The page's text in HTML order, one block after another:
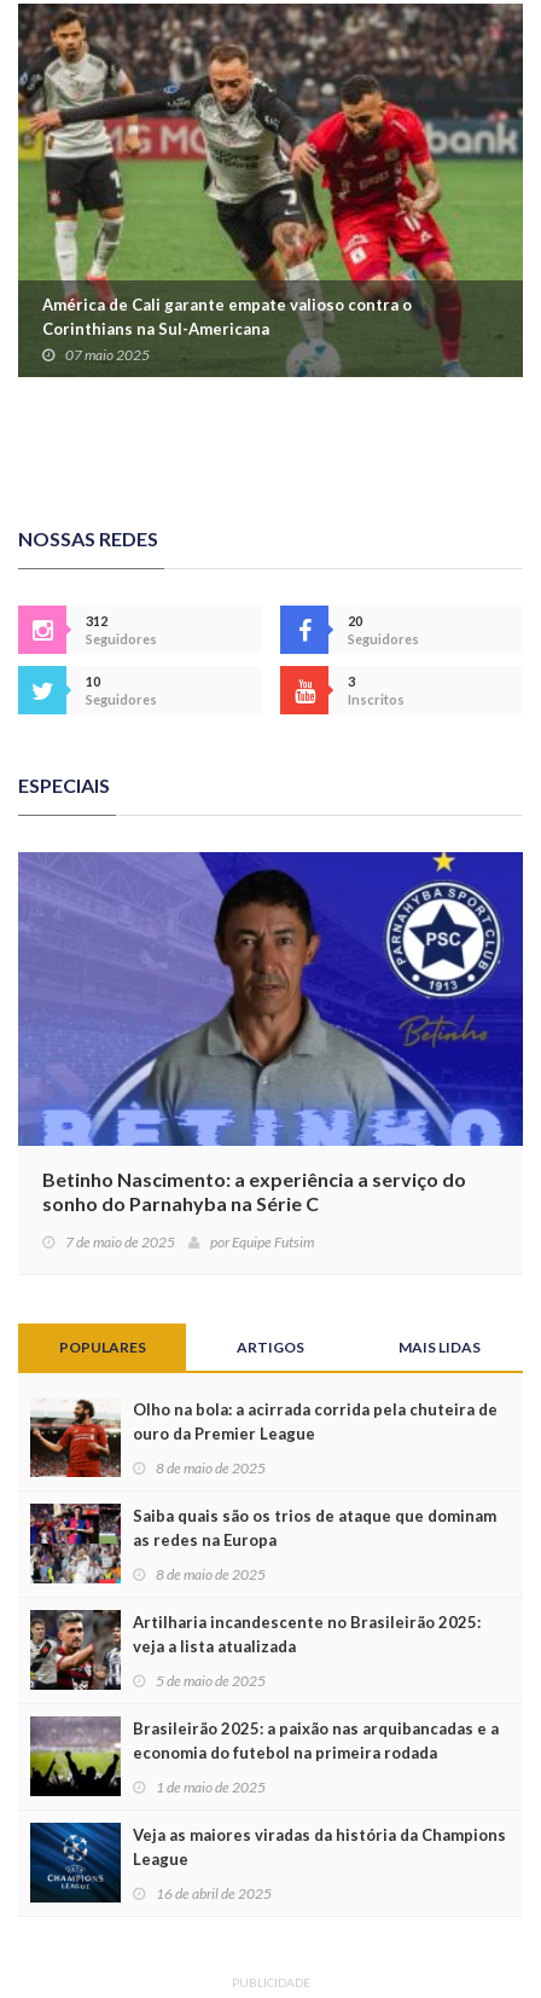
América de Cali garante empate valioso contra o
Corinthians na Sul-Americana
07 maio 2025
NOSSAS REDES
312
Seguidores
20
Seguidores
10
Seguidores
3
Inscritos
ESPECIAIS
Betinho Nascimento: a experiência a serviço do
sonho do Parnahyba na Série C
7 de maio de 2025 porEquipe Futsim
POPULARES ARTIGOS MAIS LIDAS
Olho na bola: a acirrada corrida pela chuteira de
ouro da Premier League
8 de maio de 2025
Saiba quais são os trios de ataque que dominam
as redes na Europa
8 de maio de 2025
Artilharia incandescente no Brasileirão 2025:
veja a lista atualizada
5 de maio de 2025
Brasileirão 2025: a paixão nas arquibancadas e a
economia do futebol na primeira rodada
1 de maio de 2025
Veja as maiores viradas da história da Champions
League
16 de abril de 2025
PUBLICIDADE